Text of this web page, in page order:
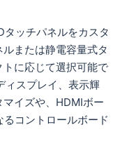
ッチパネルをカスタ
または静電容量式タ
に応じて選択可能で
ィスプレイ、表示輝
イズや、HDMIボー
るコントロールボード